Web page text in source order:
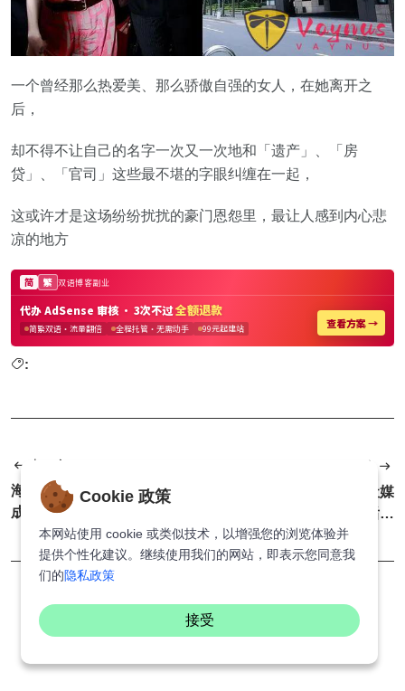
一个曾经那么热爱美、那么骄傲自强的女人，在她离开之
后，
却不得不让自己的名字一次又一次地和「遗产」、「房
贷」、「官司」这些最不堪的字眼纠缠在一起，
这或许才是这场纷纷扰扰的豪门恩怨里，最让人感到内心悲
凉的地方
:
上一个
海贼王1174话：洛基王子变
成黑龙形态，孩子掉落冥界
被洛基救了
下一个
他真的我哭死！巴特勒社媒
晒与希尔德视频通话！后者
评论让人泪目
Cookie 政策
本网站使用 cookie 或类似技术，以增强您的浏览体验并
提供个性化建议。继续使用我们的网站，即表示您同意我
们的隐私政策
接受